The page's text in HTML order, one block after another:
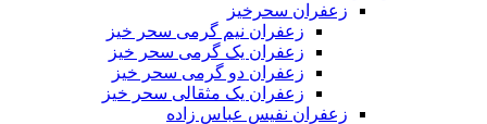
زعفران سحرخیز
زعفران نیم گرمی سحر خیز
زعفران یک گرمی سحر خیز
زعفران دو گرمی سحر خیز
زعفران یک مثقالی سحر خیز
زعفران نفیس عباس زاده